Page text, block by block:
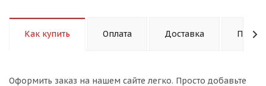
Как купить Оплата Доставка
Оформить заказ на нашем сайте легко. Просто добавьте